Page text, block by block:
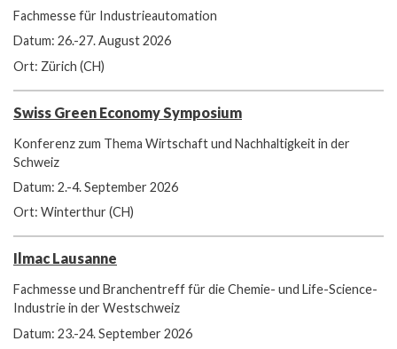
Fachmesse für Industrieautomation
Datum: 26.-27. August 2026
Ort: Zürich (CH)
Swiss Green Economy Symposium
Konferenz zum Thema Wirtschaft und Nachhaltigkeit in der
Schweiz
Datum: 2.-4. September 2026
Ort: Winterthur (CH)
Ilmac Lausanne
Fachmesse und Branchentreff für die Chemie- und Life-Science-
Industrie in der Westschweiz
Datum: 23.-24. September 2026